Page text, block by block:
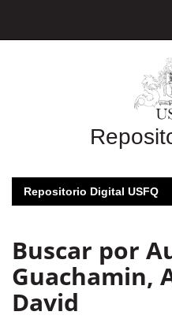
Repositorio Digital USFQ
Buscar por
Guachamin,
David